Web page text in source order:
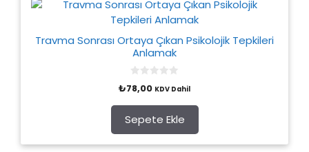
Travma Sonrası Ortaya Çıkan Psikolojik Tepkileri
Anlamak
o
t
o
f
5
₺78,00 KDV Dahil
Sepete Ekle